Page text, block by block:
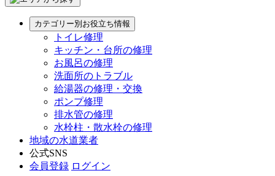
カテゴリー別お役立ち情報
トイレ修理
キッチン・台所の修理
お風呂の修理
洗面所のトラブル
給湯器の修理・交換
ポンプ修理
排水管の修理
水栓柱・散水栓の修理
地域の水道業者
公式SNS
会員登録 ログイン